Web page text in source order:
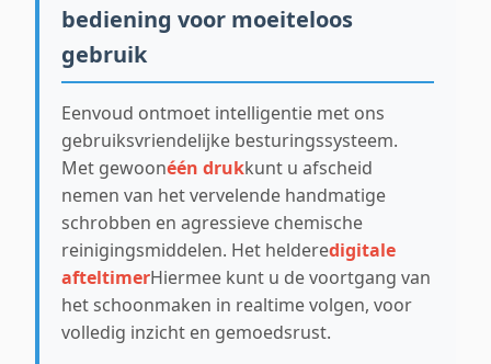
bediening voor moeiteloos
gebruik
Eenvoud ontmoet intelligentie met ons
gebruiksvriendelijke besturingssysteem.
Met gewoonéén drukkunt u afscheid
nemen van het vervelende handmatige
schrobben en agressieve chemische
reinigingsmiddelen. Het helderedigitale
afteltimerHiermee kunt u de voortgang van
het schoonmaken in realtime volgen, voor
volledig inzicht en gemoedsrust.